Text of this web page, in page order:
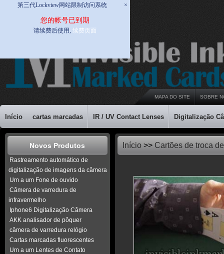
第三代Lockview网站限制访问系统 ×
您的帐号已到期
请续费后使用, 续费页面
MAPA DO SITE SOBRE
Início cartas marcadas IR / UV Contact Lenses Digitalização
Novos Produtos
Rastreamento automático de
digitalização de imagens da câmera
Um a um Fone de ouvido
Câmera de varredura de
infravermelho
Iphone6 Digitalização Câmera
AKK analisador de pôquer
câmera de varredura relógio
Cartas marcadas fluorescentes
Um a um Lentes de Contato
Início >> Cartões de troca